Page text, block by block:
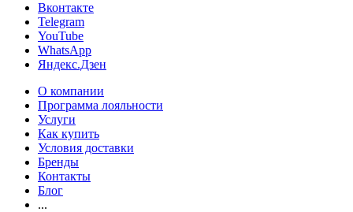
Вконтакте
Telegram
YouTube
WhatsApp
Яндекс.Дзен
О компании
Программа лояльности
Услуги
Как купить
Условия доставки
Бренды
Контакты
Блог
...